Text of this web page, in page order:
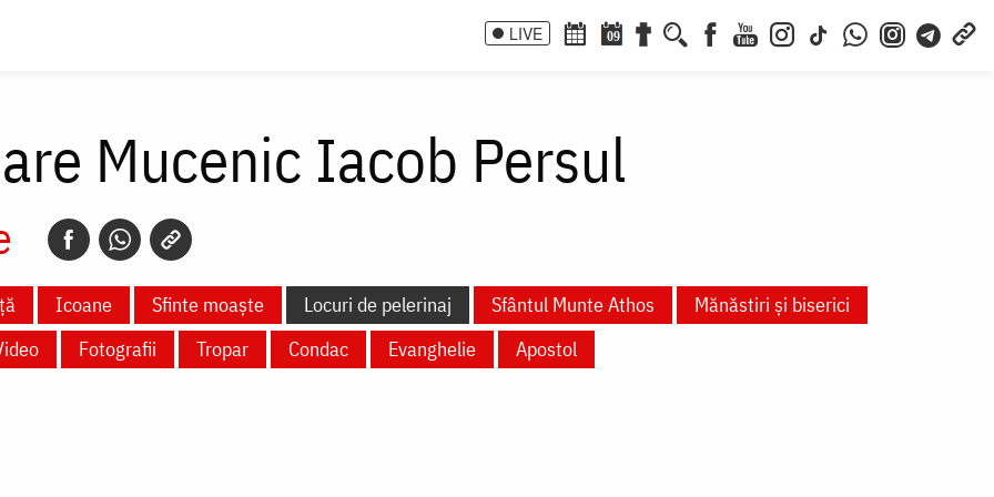
LIVE 09
Mucenic Iacob Persul
Icoane Sfinte moaște Locuri de pelerinaj Sfântul Munte Athos
Mănăstiri și biserici
Fotografii Tropar Condac Evanghelie Apostol